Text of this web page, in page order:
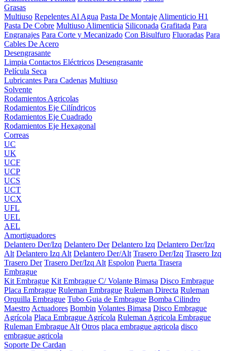
Grasas
Multiuso Repelentes Al Agua Pasta De Montaje Alimenticio H1
Pasta De Cobre Multiuso Alimenticia Siliconada Grafitada Para
Engranajes Para Corte y Mecanizado Con Bisulfuro Fluoradas Para
Cables De Acero
Desengrasante
Limpia Contactos Eléctricos Desengrasante
Película Seca
Lubricantes Para Cadenas Multiuso
Solvente
Rodamientos Agricolas
Rodamientos Eje Cilíndricos
Rodamientos Eje Cuadrado
Rodamientos Eje Hexagonal
Correas
UC
UK
UCF
UCP
UCS
UCT
UCX
UFL
UEL
AEL
Amortiguadores
Delantero Der/Izq Delantero Der Delantero Izq Delantero Der/Izq
Alt Delantero Izq Alt Delantero Der/Alt Trasero Der/Izq Trasero Izq
Trasero Der Trasero Der/Izq Alt Espolon Puerta Trasera
Embrague
Kit Embrague Kit Embrague C/ Volante Bimasa Disco Embrague
Placa Embrague Ruleman Embrague Ruleman Directa Ruleman
Orquilla Embrague Tubo Guia de Embrague Bomba Cilindro
Maestro Actuadores Bombin Volantes Bimasa Disco Embrague
Agrícola Placa Embrague Agrícola Ruleman Agricola Embrague
Ruleman Embrague Alt Otros placa embrague agricola disco
embrague agricola
Soporte De Cardan